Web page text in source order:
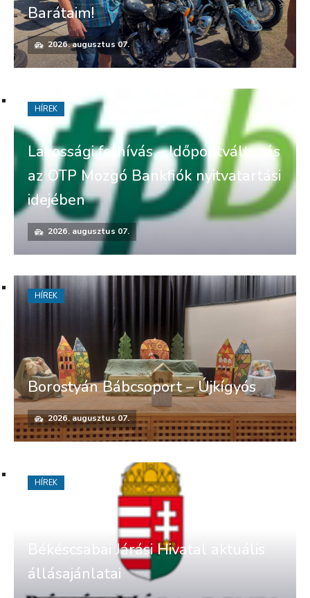
Barátaim!
2026. augusztus 07.
Lakossági felhívás – Időpontváltozás
az OTP Mozgó Bankfiók nyitvatartási
idejében
2026. augusztus 07.
HÍREK
Borostyán Bábcsoport – Újkígyós
2026. augusztus 07.
HÍREK
Békéscsabai Járási Hivatal aktuális
állásajánlatai
HÍREK